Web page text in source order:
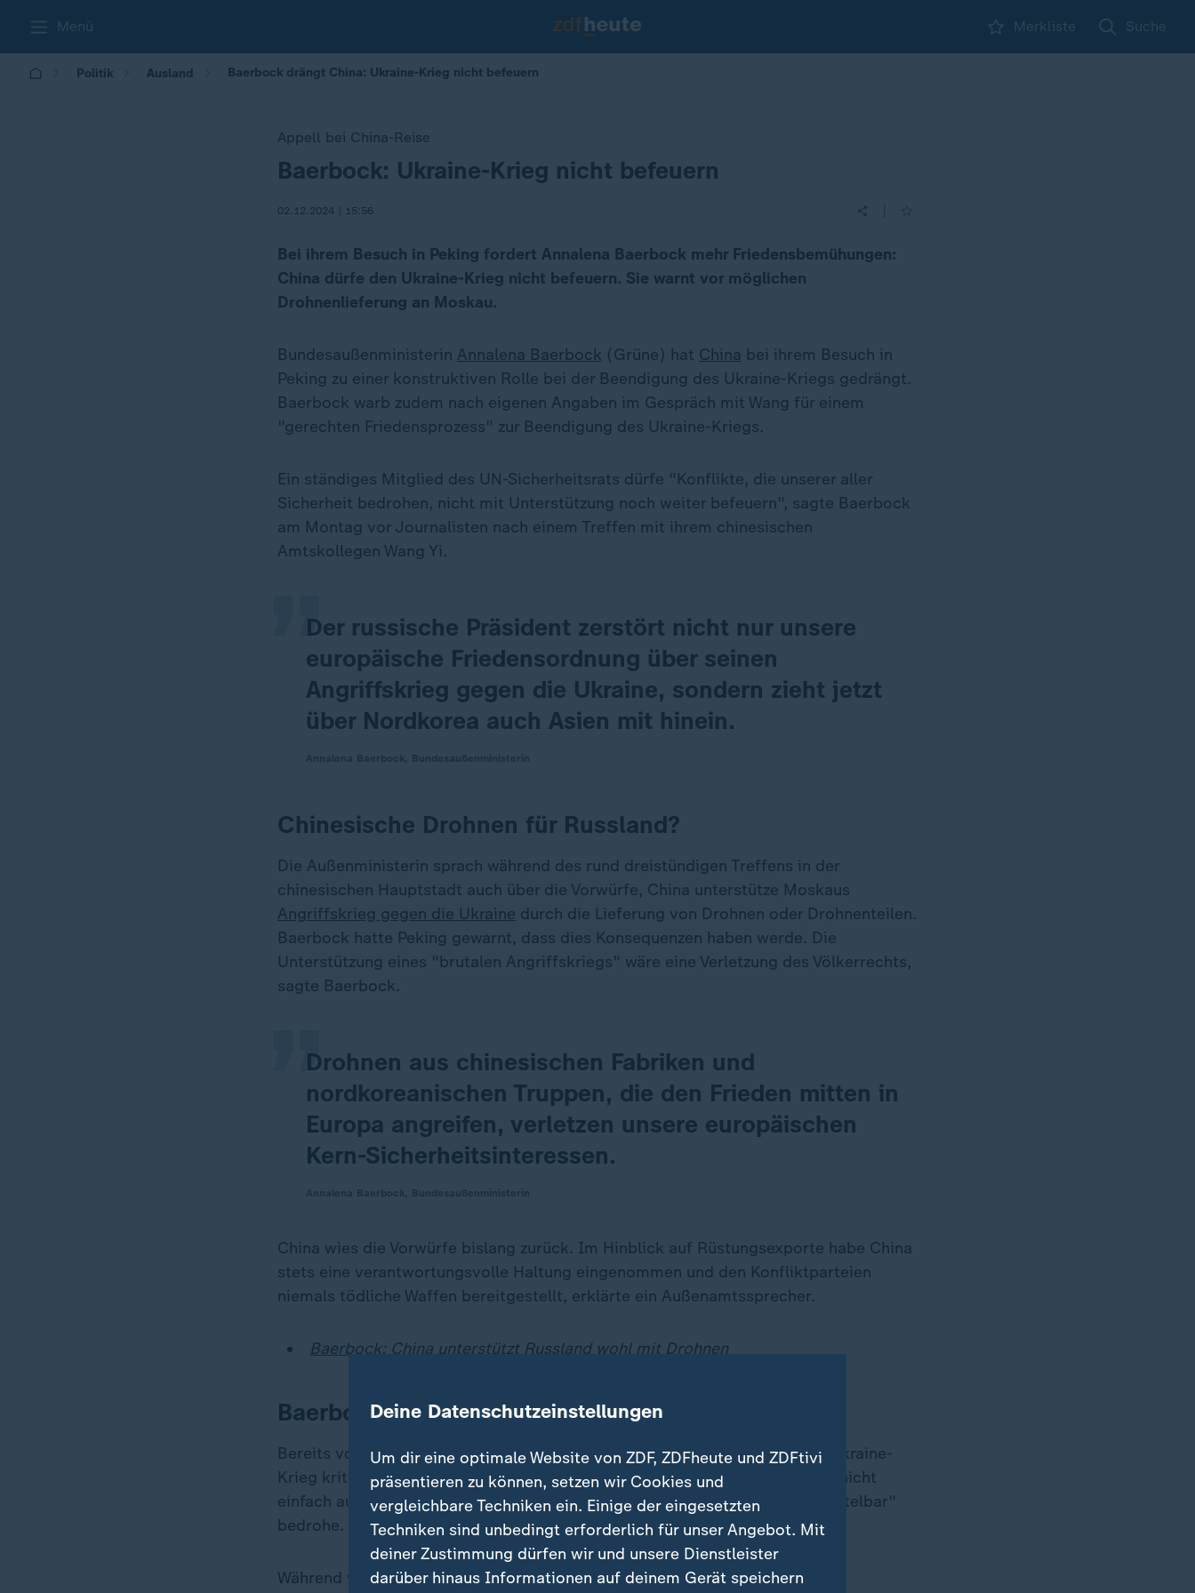
Menü Merkliste Suche
Politik Ausland Baerbock drängt China: Ukraine-Krieg nicht befeuern
Appell bei China-Reise
:Baerbock: Ukraine-Krieg nicht befeuern
02.12.2024 | 15:56
Bei ihrem Besuch in Peking fordert Annalena Baerbock mehr Friedensbemühungen:
China dürfe den Ukraine-Krieg nicht befeuern. Sie warnt vor möglichen
Drohnenlieferung an Moskau.
Bundesaußenministerin Annalena Baerbock (Grüne) hat China bei ihrem Besuch in
Peking zu einer konstruktiven Rolle bei der Beendigung des Ukraine-Kriegs gedrängt.
Baerbock warb zudem nach eigenen Angaben im Gespräch mit Wang für einem
"gerechten Friedensprozess" zur Beendigung des Ukraine-Kriegs.
Ein ständiges Mitglied des UN-Sicherheitsrats dürfe "Konflikte, die unserer aller
Sicherheit bedrohen, nicht mit Unterstützung noch weiter befeuern", sagte Baerbock
am Montag vor Journalisten nach einem Treffen mit ihrem chinesischen
Amtskollegen Wang Yi.
Der russische Präsident zerstört nicht nur unsere
europäische Friedensordnung über seinen
Angriffskrieg gegen die Ukraine, sondern zieht jetzt
über Nordkorea auch Asien mit hinein.
„
Chinesische Drohnen für Russland?
Die Außenministerin sprach während des rund dreistündigen Treffens in der
chinesischen Hauptstadt auch über die Vorwürfe, China unterstütze Moskaus
Angriffskrieg gegen die Ukraine durch die Lieferung von Drohnen oder Drohnenteilen.
Baerbock hatte Peking gewarnt, dass dies Konsequenzen haben werde. Die
Unterstützung eines "brutalen Angriffskriegs" wäre eine Verletzung des Völkerrechts,
sagte Baerbock.
Drohnen aus chinesischen Fabriken und
nordkoreanischen Truppen, die den Frieden mitten in
Europa angreifen, verletzen unsere europäischen
Kern-Sicherheitsinteressen.
„
China wies die Vorwürfe bislang zurück. Im Hinblick auf Rüstungsexporte habe China
stets eine verantwortungsvolle Haltung eingenommen und den Konfliktparteien
niemals tödliche Waffen bereitgestellt, erklärte ein Außenamtssprecher.
Baerbock: China unterstützt Russland wohl mit Drohnen
Baerbock: "Neutralität" unterstützt den Aggressor
Bereits vor ihrem Abflug hatte Baerbock China für die Rolle des Lands im Ukraine-
Krieg kritisiert. Die Bundesregierung könne in ihren Beziehungen zu China "nicht
einfach ausblenden", dassRusslandden Frieden in Deutschland "ganz unmittelbar"
bedrohe.
Während westliche Staaten China eine Unterstützung des im Februar 2022
Deine Datenschutzeinstellungen
Um dir eine optimale Website von ZDF, ZDFheute und ZDFtivi
präsentieren zu können, setzen wir Cookies und
vergleichbare Techniken ein. Einige der eingesetzten
Techniken sind unbedingt erforderlich für unser Angebot. Mit
deiner Zustimmung dürfen wir und unsere Dienstleister
darüber hinaus Informationen auf deinem Gerät speichern